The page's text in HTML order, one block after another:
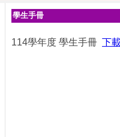
學生手冊
114學年度 學生手冊 下